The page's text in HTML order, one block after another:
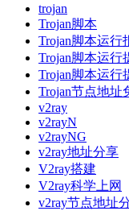
trojan
Trojan脚本
Trojan脚本运行
Trojan脚本运行
Trojan脚本运行
Trojan节点地址
v2ray
v2rayN
v2rayNG
v2ray地址分享
V2ray搭建
V2ray科学上网
v2ray节点地址